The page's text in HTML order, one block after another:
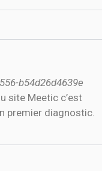
b54d26d4639e
site Meetic c’est
premier diagnostic.